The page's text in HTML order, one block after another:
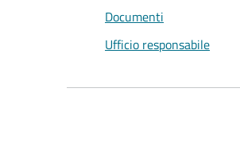
Documenti
Ufficio responsabile